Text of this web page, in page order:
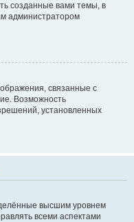
созданные вами темы, в
администратором
связанные с
Возможность
установленных
высшим уровнем
всеми аспектами